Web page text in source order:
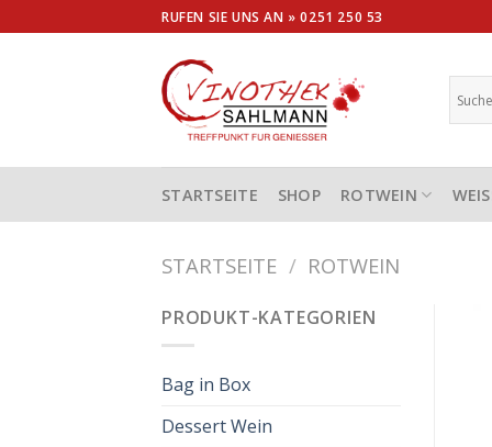
to
RUFEN SIE UNS AN »0251 250 53
STARTSEITE SHOP ROTWEIN
STARTSEITE / ROTWEIN
PRODUKT-KATEGORIEN
Bag in Box
Dessert Wein